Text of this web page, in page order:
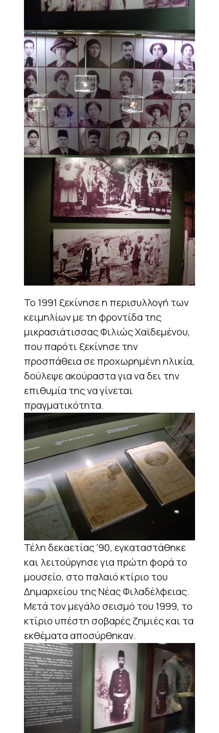
To 1991 ξεκίνησε η περισυλλογή των
κειμηλίων με τη φροντίδα της
μικρασιάτισσας Φιλιώς Χαϊδεμένου,
που παρότι ξεκίνησε την
προσπάθεια σε προχωρημένη ηλικία,
δούλεψε ακούραστα για να δει την
επιθυμία της να γίνεται
πραγματικότητα.
Τέλη δεκαετίας ’90, εγκαταστάθηκε
και λειτούργησε για πρώτη φορά το
μουσείο, στο παλαιό κτίριο του
Δημαρχείου της Νέας Φιλαδέλφειας.
Μετά τον μεγάλο σεισμό του 1999, το
κτίριο υπέστη σοβαρές ζημιές και τα
εκθέματα αποσύρθηκαν.